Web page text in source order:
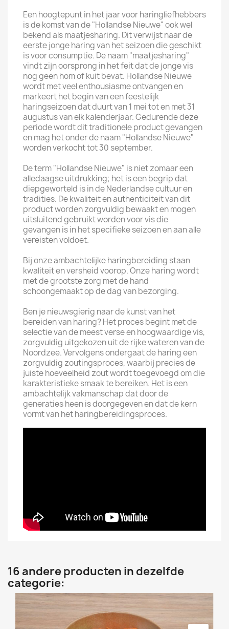
Een hoogtepunt in het jaar voor haringliefhebbers
is de komst van de "Hollandse Nieuwe" ook wel
bekend als maatjesharing. Dit verwijst naar de
eerste jonge haring van het seizoen die geschikt
is voor consumptie. De naam "maatjesharing"
vindt zijn oorsprong in het feit dat de jonge vis
nog geen hom of kuit bevat. Hollandse Nieuwe
wordt met veel enthousiasme ontvangen en
markeert het begin van een feestelijk
haringseizoen dat duurt van 1 mei tot en met 31
augustus van elk kalenderjaar. Gedurende deze
periode wordt dit traditionele product gevangen
en mag het onder de naam "Hollandse Nieuwe"
worden verkocht tot 30 september.
De term "Hollandse Nieuwe" is niet zomaar een
alledaagse uitdrukking; het is een begrip dat
diepgeworteld is in de Nederlandse cultuur en
tradities. De kwaliteit en authenticiteit van dit
product worden zorgvuldig bewaakt en mogen
uitsluitend gebruikt worden voor vis die
gevangen is in het specifieke seizoen en aan alle
vereisten voldoet.
Bij onze ambachtelijke haringbereiding staan
kwaliteit en versheid voorop. Onze haring wordt
met de grootste zorg met de hand
schoongemaakt op de dag van bezorging.
Ben je nieuwsgierig naar de kunst van het
bereiden van haring? Het proces begint met de
selectie van de meest verse en hoogwaardige vis,
zorgvuldig uitgekozen uit de rijke wateren van de
Noordzee. Vervolgens ondergaat de haring een
zorgvuldig zoutingsproces, waarbij precies de
juiste hoeveelheid zout wordt toegevoegd om die
karakteristieke smaak te bereiken. Het is een
ambachtelijk vakmanschap dat door de
generaties heen is doorgegeven en dat de kern
vormt van het haringbereidingsproces.
16 andere producten in dezelfde
categorie: